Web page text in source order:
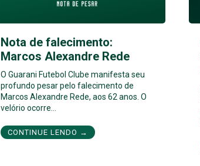
Nota de falecimento:
Marcos Alexandre Rede
O Guarani Futebol Clube manifesta seu
profundo pesar pelo falecimento de
Marcos Alexandre Rede, aos 62 anos. O
velório ocorre…
CONTINUE LENDO →